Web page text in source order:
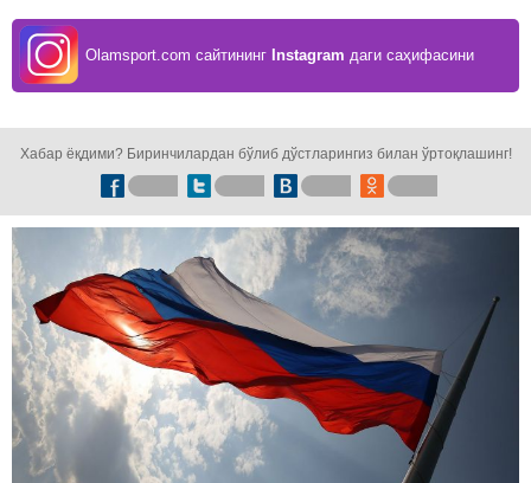
Olamsport.com сайтининг Instagram даги саҳифасини
Хабар ёқдими? Биринчилардан бўлиб дўстларингиз билан ўртоқлашинг!